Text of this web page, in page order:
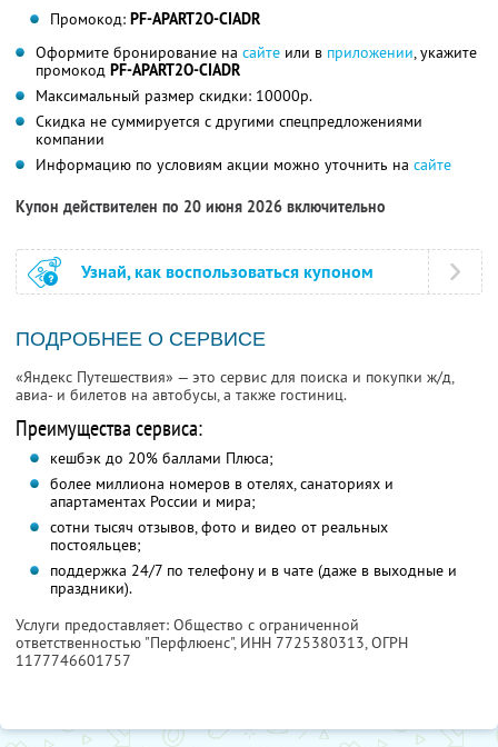
Промокод: PF-APART2O-CIADR
Оформите бронирование на сайте или в приложении, укажите
промокод PF-APART2O-CIADR
Максимальный размер скидки: 10000р.
Скидка не суммируется с другими спецпредложениями
компании
Информацию по условиям акции можно уточнить на сайте
Купон действителен по 20 июня 2026 включительно
Узнай, как воспользоваться купоном
ПОДРОБНЕЕ О СЕРВИСЕ
«Яндекс Путешествия» — это сервис для поиска и покупки ж/д,
авиа- и билетов на автобусы, а также гостиниц.
Преимущества сервиса:
кешбэк до 20% баллами Плюса;
более миллиона номеров в отелях, санаториях и
апартаментах России и мира;
сотни тысяч отзывов, фото и видео от реальных
постояльцев;
поддержка 24/7 по телефону и в чате (даже в выходные и
праздники).
Услуги предоставляет: Общество с ограниченной
ответственностью "Перфлюенс", ИНН 7725380313, ОГРН
1177746601757